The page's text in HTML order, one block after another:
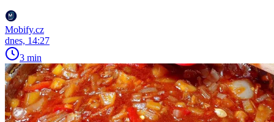
Mobify.cz
dnes, 14:27
3 min